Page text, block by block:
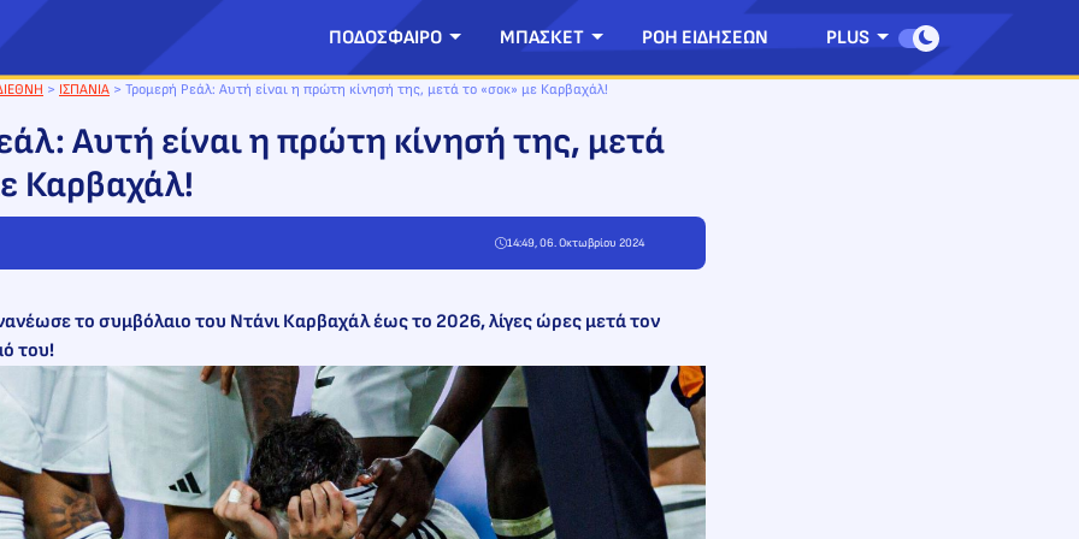
ΠΟΔΟΣΦΑΙΡΟ ΜΠΑΣΚΕΤ ΡΟΗ ΕΙΔΗΣΕΩΝ PLUS
> ΙΣΠΑΝΙΑ > Τρομερή Ρεάλ: Αυτή είναι η πρώτη κίνησή της, μετά το «σοκ» με Καρβαχάλ!
Αυτή είναι η πρώτη κίνησή της, μετά
Καρβαχάλ!
14:49, 06. Οκτωβρίου 2024
το συμβόλαιο του Ντάνι Καρβαχάλ έως το 2026, λίγες ώρες μετά τον
του!